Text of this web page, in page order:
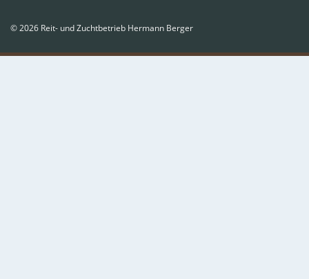
© 2026 Reit- und Zuchtbetrieb Hermann Berger